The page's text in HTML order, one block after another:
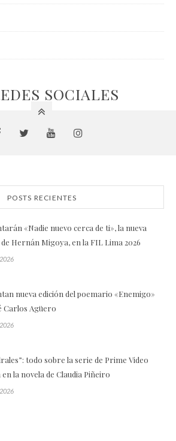
SOCIALES
POSTS RECIENTES
«Nadie nuevo cerca de ti», la nueva
Hernán Migoya, en la FIL Lima 2026
nueva edición del poemario «Enemigo»
Carlos Agüero
todo sobre la serie de Prime Video
en la novela de Claudia Piñeiro